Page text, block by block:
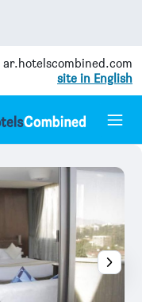
ar.hotelscombined.com
site in English